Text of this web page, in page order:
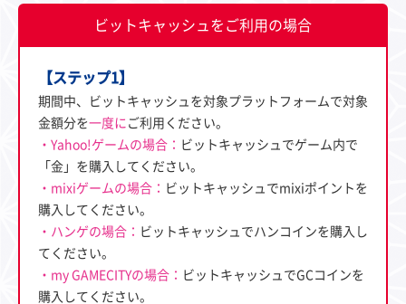
ビットキャッシュをご利用の場合
【ステップ1】
期間中、ビットキャッシュを対象プラットフォームで対象
金額分を一度に ご利用ください。
・Yahoo!ゲームの場合： ビットキャッシュでゲーム内で
「金」を購入してください。
・mixiゲームの場合： ビットキャッシュでmixiポイントを
購入してください。
・ハンゲの場合： ビットキャッシュでハンコインを購入し
てください。
・my GAMECITYの場合： ビットキャッシュでGCコインを
購入してください。